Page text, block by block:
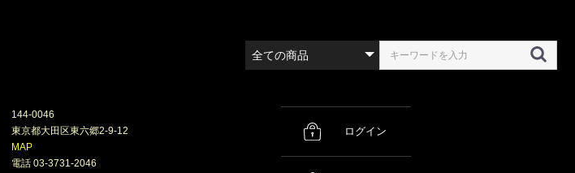
ログイン
144-0046
東京都大田区東六郷2-9-12
MAP
電話 03-3731-2046